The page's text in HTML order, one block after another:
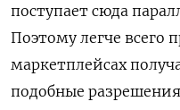
поступает сюда
Поэтому легче всего
маркетплейсах
подобные